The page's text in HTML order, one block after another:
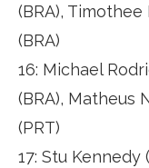
(BRA), Timothee
(BRA)
16: Michael
(BRA), Matheus
(PRT)
17: Stu Kennedy